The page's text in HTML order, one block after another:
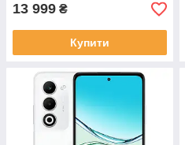
13 999 ₴
Купити